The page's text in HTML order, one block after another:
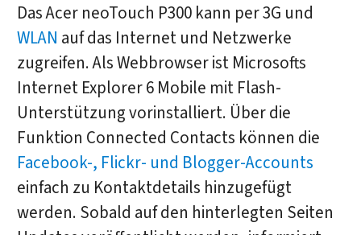
Das Acer neoTouch P300 kann per 3G und
WLAN auf das Internet und Netzwerke
zugreifen. Als Webbrowser ist Microsofts
Internet Explorer 6 Mobile mit Flash-
Unterstützung vorinstalliert. Über die
Funktion Connected Contacts können die
Facebook-, Flickr- und Blogger-Accounts
einfach zu Kontaktdetails hinzugefügt
werden. Sobald auf den hinterlegten Seiten